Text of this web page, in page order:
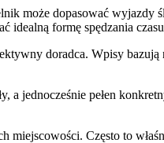
może dopasować
idealną formę spędzania
doradca. Wpisy
a jednocześnie pełen
miejscowości. Często to